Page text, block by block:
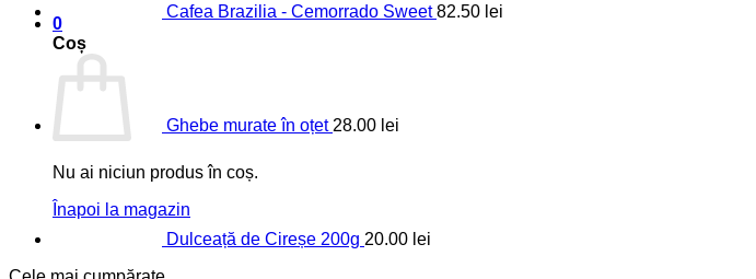
0
Coș
Nu ai niciun produs în coș.
Înapoi la magazin
Cafea Brazilia - Cemorrado Sweet 82.50 lei
Ghebe murate în oțet 28.00 lei
Dulceață de Cireșe 200g 20.00 lei